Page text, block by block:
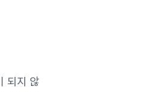
되지 않